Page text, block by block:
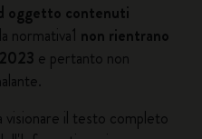
oggetto contenuti
normativa1 non rientrano
e pertanto non
visionare il testo completo